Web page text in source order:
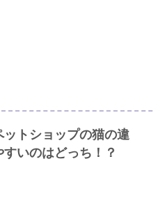
ットショップの猫の違
いのはどっち！？